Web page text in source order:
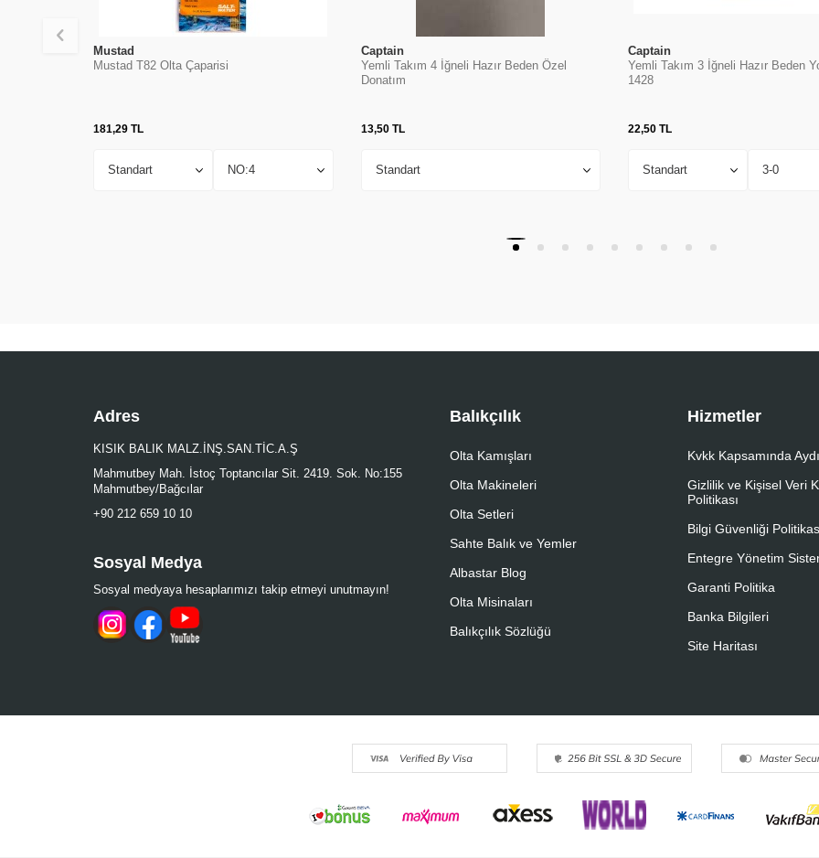
Mustad
Mustad T82 Olta Çaparisi
181,29 TL
Captain
Yemli Takım 4 İğneli Hazır Beden Özel
Donatım
13,50TL
Captain
Yemli Takım 3 İğneli Hazır Beden
1428
22,50 TL
Adres
KISIK BALIK MALZ.İNŞ.SAN.TİC.A.Ş
Mahmutbey Mah. İstoç Toptancılar Sit. 2419. Sok. No:155
Mahmutbey/Bağcılar
+90 212 659 10 10
Sosyal Medya
Sosyal medyaya hesaplarımızı takip etmeyi unutmayın!
Balıkçılık
Olta Kamışları
Olta Makineleri
Olta Setleri
Sahte Balık ve Yemler
Albastar Blog
Olta Misinaları
Balıkçılık Sözlüğü
Hizmetler
Kvkk Kapsamında
Gizlilik ve Kişisel Veri
Politikası
Bilgi Güvenliği
Entegre Yönetim
Garanti Politika
Banka Bilgileri
Site Haritası